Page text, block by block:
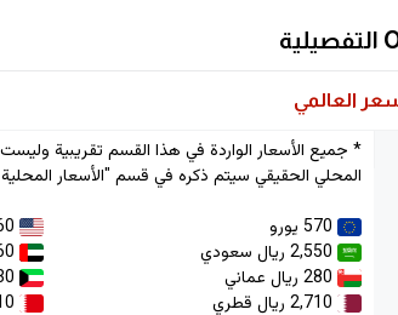
العالمي
المحلي الحقيقي سيتم ذكره في قسم "الأسعار المحلية